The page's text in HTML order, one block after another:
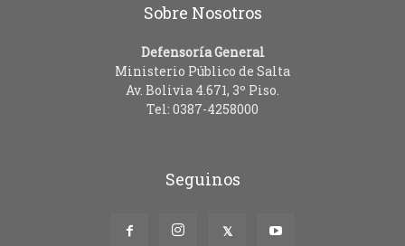
Sobre Nosotros
Defensoría General
Ministerio Público de Salta
Av. Bolivia 4.671, 3º Piso.
Tel: 0387-4258000
Seguinos